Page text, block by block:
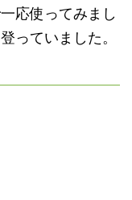
応使ってみまし
っていました。